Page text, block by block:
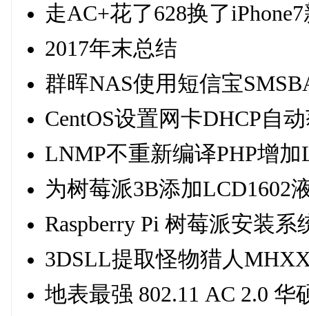
走AC+花了628换了
2017年末总结
群晖NAS使用短信宝
CentOS设置网卡DHCP自
LNMP不重新编译PHP增
为树莓派3B添加LCD1602
Raspberry Pi 树莓派安装
3DSLL提取怪物猎人
地表最强 802.11 AC 2.0 华